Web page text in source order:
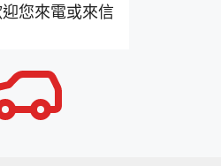
您來電或來信